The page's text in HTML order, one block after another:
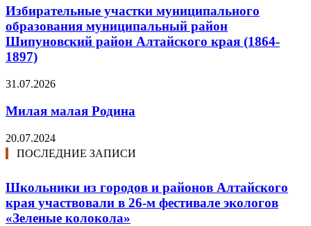
Избирательные участки муниципального
образования муниципальный район
Шипуновский район Алтайского края (1864-
1897)
31.07.2026
Милая малая Родина
20.07.2024
ПОСЛЕДНИЕ ЗАПИСИ
Школьники из городов и районов Алтайского
края участвовали в 26-м фестивале экологов
«Зеленые колокола»